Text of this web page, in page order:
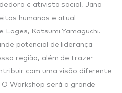
e ativista social, Jana
humanos e atual
Lages, Katsumi Yamaguchi.
potencial de liderança
região, além de trazer
com uma visão diferente
Workshop será o grande